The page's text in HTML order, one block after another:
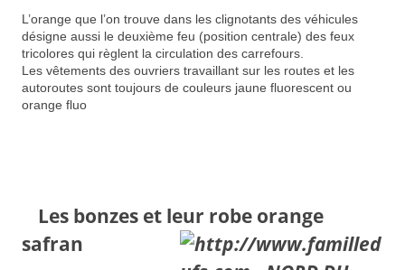
L’orange que l’on trouve dans les clignotants des véhicules
désigne aussi le deuxième feu (position centrale) des feux
tricolores qui règlent la circulation des carrefours.
Les vêtements des ouvriers travaillant sur les routes et les
autoroutes sont toujours de couleurs jaune fluorescent ou
orange fluo
Les bonzes et leur robe orange
safran